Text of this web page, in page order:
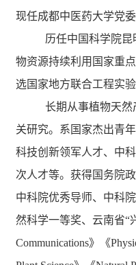
现任成都中医药大学党委
历任中国科学院
物资源持续利用国家重
选国家地方联合工程实
长期从事植物天
关研究。系国家杰出青
科技创新领军人才、中
次人才等。获得国务院
中科院优秀导师、中科
然科学一等奖、云南省“
Communications》《